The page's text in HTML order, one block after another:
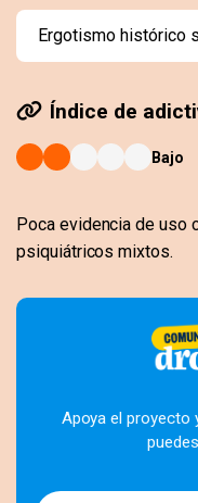
Ergotismo histórico
Índice de
Bajo
Poca evidencia de uso
psiquiátricos mixtos.
Apoya el proyecto